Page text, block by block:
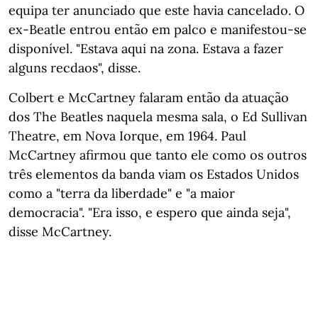
equipa ter anunciado que este havia cancelado. O
ex-Beatle entrou então em palco e manifestou-se
disponível. "Estava aqui na zona. Estava a fazer
alguns recdaos", disse.
Colbert e McCartney falaram então da atuação
dos The Beatles naquela mesma sala, o Ed Sullivan
Theatre, em Nova Iorque, em 1964. Paul
McCartney afirmou que tanto ele como os outros
três elementos da banda viam os Estados Unidos
como a "terra da liberdade" e "a maior
democracia". "Era isso, e espero que ainda seja",
disse McCartney.